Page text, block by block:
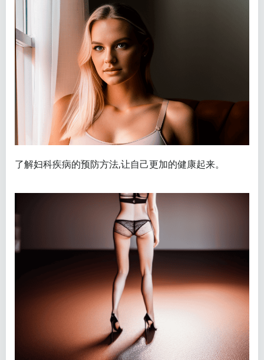
了解妇科疾病的预防方法,让自己更加的健康起来。